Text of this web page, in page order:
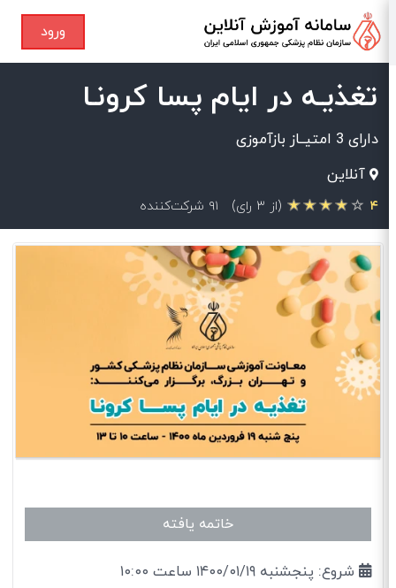
ورود
تغذیـه در ایام پسا کرونـا
دارای 3 امتیــاز بازآموزی
آنلاین
۴ (از ۳ رای) ۹۱ شرکت‌کننده
خاتمه یافته
شروع: پنجشنبه ۱۴۰۰/۰۱/۱۹ ساعت ۱۰:۰۰